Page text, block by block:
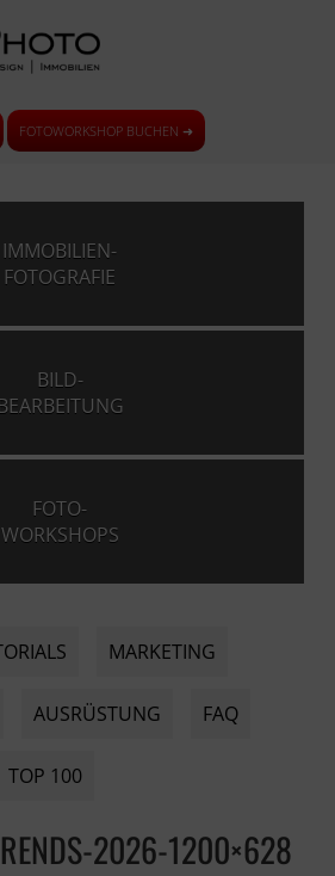
FOTOWORKSHOP BUCHEN ➜
IMMOBILIEN-
FOTOGRAFIE
BILD-
BEARBEITUNG
FOTO-
WORKSHOPS
MARKETING
AUSRÜSTUNG FAQ
TOP 100
2026-1200×628